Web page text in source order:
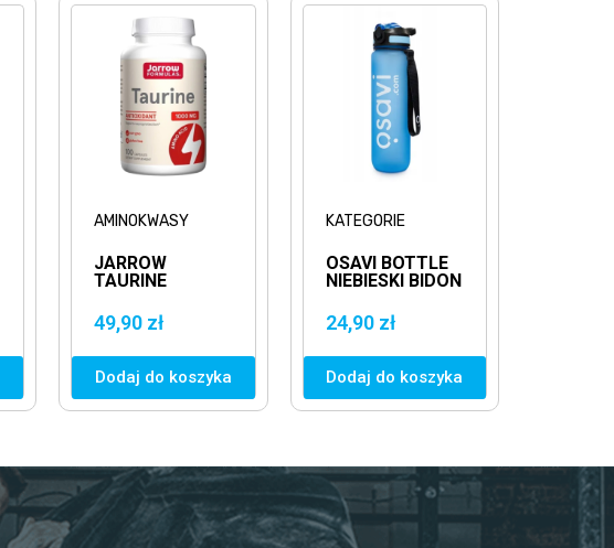
AMINOKWASY
JARROW
TAURINE
100KAPS.
TAURYNA
49,90 zł
Dodaj do koszyka
KATEGORIE
OSAVI BOTTLE
NIEBIESKI BIDON
1000ML
BUTELKA
24,90 zł
Dodaj do koszyka